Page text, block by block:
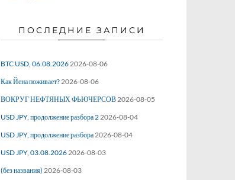
ПОСЛЕДНИЕ ЗАПИСИ
BTC USD, 06.08.20262026-08-06
Как Йена поживает?2026-08-06
ВОКРУГ НЕФТЯНЫХ ФЬЮЧЕРСОВ2026-08-05
USD JPY, продолжение разбора 22026-08-04
USD JPY, продолжение разбора2026-08-04
USD JPY, 03.08.20262026-08-03
(без названия) 2026-08-03